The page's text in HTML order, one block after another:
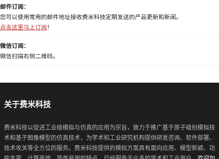
邮件订阅：
您可以使用常用的邮件地址接收费米科技定期发送的产品更新和新闻。
点击这里马上订阅 ！
微信订阅：
微信扫描右侧二维码。
关于费米科技
费米科技以促进工业级模拟与仿真的应用为宗旨，致力于推广基于原子级别模拟技
术和基于图像模型的仿真技术，为学术和工业研究机构提供研发咨询、软件部署、
技术攻关等全方位的服务。费米科技提供的模拟方案具有面向应用、模型新颖、功